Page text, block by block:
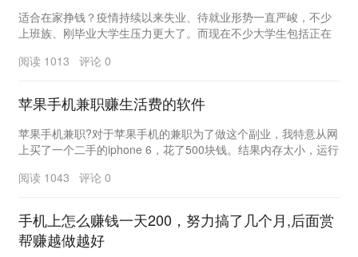
适合在家挣钱？疫情持续以来失业、待就业形势一直严峻，不少
上班族、刚毕业大学生压力更大了。而现在不少大学生包括正在
阅读 1013 评论 0
苹果手机兼职赚生活费的软件
苹果手机兼职?对于苹果手机的兼职为了做这个副业，我特意从网
上买了一个二手的iphone 6，花了500块钱。结果内存太小，运行
阅读 1043 评论 0
手机上怎么赚钱一天200，努力搞了几个月,后面赏
帮赚越做越好